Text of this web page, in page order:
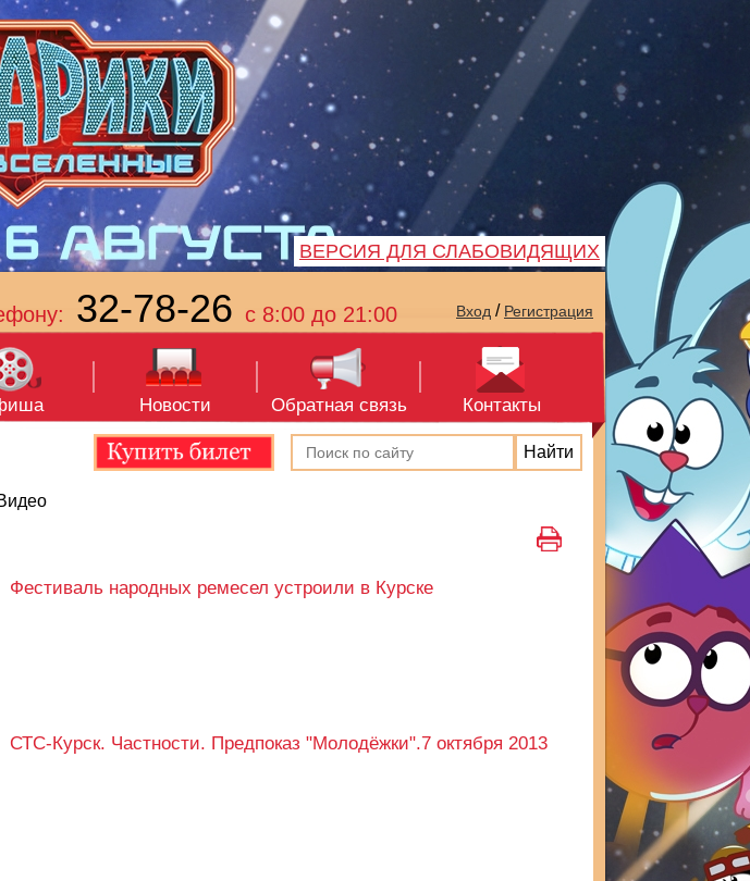
ВЕРСИЯ ДЛЯ СЛАБОВИДЯЩИХ
32-78-26 с 8:00 до 21:00 Вход / Регистрация
Новости Обратная связь Контакты
Фестиваль народных ремесел устроили в Курске
СТС-Курск. Частности. Предпоказ "Молодёжки".7 октября 2013